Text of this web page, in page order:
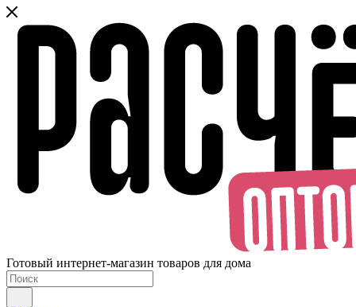
Готовый интернет-магазин товаров для дома